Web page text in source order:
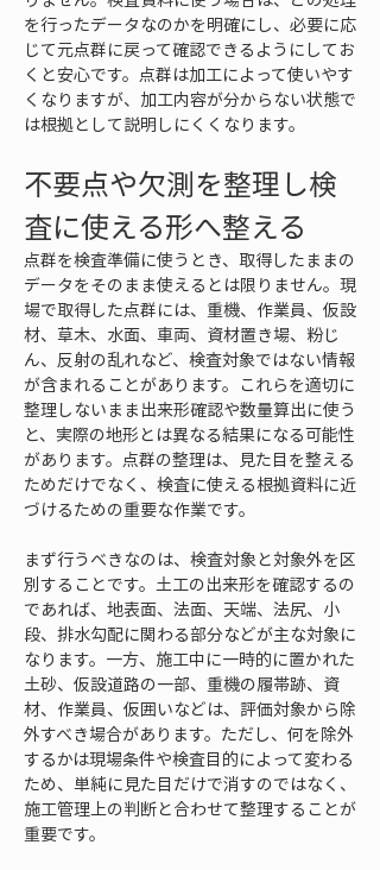
を行ったデータなのかを明確にし、必要に応
じて元点群に戻って確認できるようにしてお
くと安心です。点群は加工によって使いやす
くなりますが、加工内容が分からない状態で
は根拠として説明しにくくなります。
不要点や欠測を整理し検
査に使える形へ整える
点群を検査準備に使うとき、取得したままの
データをそのまま使えるとは限りません。現
場で取得した点群には、重機、作業員、仮設
材、草木、水面、車両、資材置き場、粉じ
ん、反射の乱れなど、検査対象ではない情報
が含まれることがあります。これらを適切に
整理しないまま出来形確認や数量算出に使う
と、実際の地形とは異なる結果になる可能性
があります。点群の整理は、見た目を整える
ためだけでなく、検査に使える根拠資料に近
づけるための重要な作業です。
まず行うべきなのは、検査対象と対象外を区
別することです。土工の出来形を確認するの
であれば、地表面、法面、天端、法尻、小
段、排水勾配に関わる部分などが主な対象に
なります。一方、施工中に一時的に置かれた
土砂、仮設道路の一部、重機の履帯跡、資
材、作業員、仮囲いなどは、評価対象から除
外すべき場合があります。ただし、何を除外
するかは現場条件や検査目的によって変わる
ため、単純に見た目だけで消すのではなく、
施工管理上の判断と合わせて整理することが
重要です。